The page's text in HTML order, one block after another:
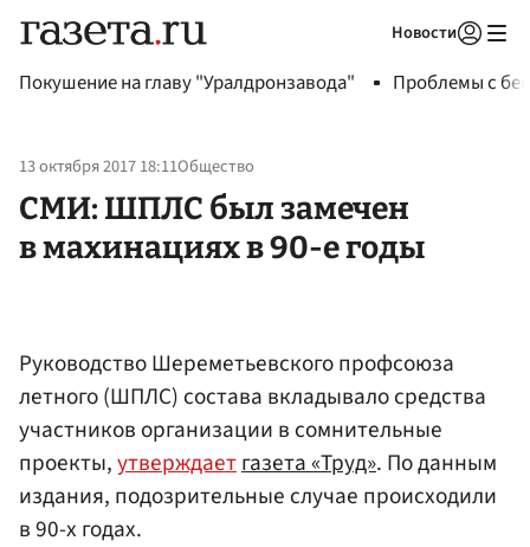
Новости
Покушение на главу "Уралдронзавода" Проблемы с
13 октября 2017 18:11Общество
СМИ: ШПЛС был замечен
в махинациях в 90-е годы
Руководство Шереметьевского профсоюза
летного (ШПЛС) состава вкладывало средства
участников организации в сомнительные
проекты,утверждаетгазета «Труд». По данным
издания, подозрительные случае происходили
в 90-х годах.